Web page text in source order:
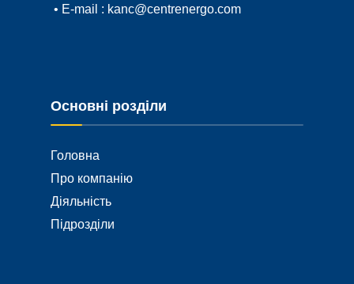
• E-mail : kanc@centrenergo.com
Основні розділи
Головна
Про компанію
Діяльність
Підрозділи